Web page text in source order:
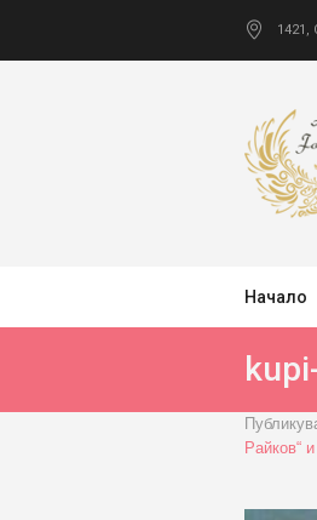
1421 ,
Начало
Райков“